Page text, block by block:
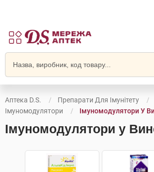
Аптека D.S.
Препарати Для Імунітету
Імуномодулятори
Імуномодулятори У
Імуномодулятори у